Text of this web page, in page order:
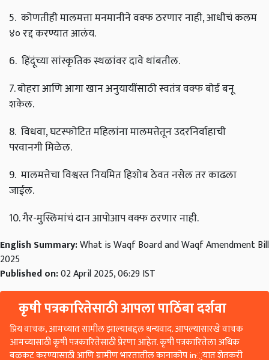
5. कोणतीहीमालमत्तामनमानीनेवक्फठरणारनाही,आधीचंकलम
४०रद्दकरण्यातआलंय.
6. हिंदूंच्यासांस्कृतिकस्थळांवरदावेथांबतील.
7.बोहराआणिआगाखानअनुयायींसाठीस्वतंत्रवक्फबोर्डबनू
शकेल.
8. विधवा,घटस्फोटितमहिलांनामालमत्तेतूनउदरनिर्वाहाची
परवानगीमिळेल.
9. मालमत्तेचाविश्वस्तनियमितहिशोबठेवतनसेलतरकाढला
जाईल.
10.गैर-मुस्लिमांचंदानआपोआपवक्फठरणारनाही.
English Summary:What is Waqf Board and Waqf Amendment Bill
2025
Published on:02 April 2025, 06:29 IST
कृषी पत्रकारितेसाठी आपला पाठिंबा दर्शवा
प्रिय वाचक, आमच्यात सामील झाल्याबद्दल धन्यवाद. आपल्यासारखे वाचक
आमच्यासाठी कृषी पत्रकारितेसाठी प्रेरणा आहेत. कृषी पत्रकारितेला अधिक
बळकट करण्यासाठी आणि ग्रामीण भारतातील कानाकोप in्यात शेतकरी